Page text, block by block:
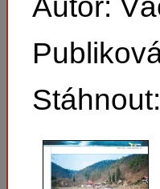
Autor:
Stáhnout: